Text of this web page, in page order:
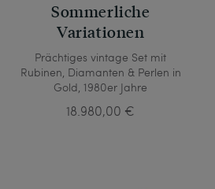
Sommerliche
Variationen
Prächtiges vintage Set mit
Rubinen, Diamanten & Perlen in
Gold, 1980er Jahre
18.980,00 €